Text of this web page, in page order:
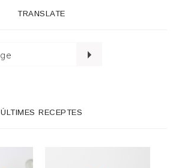
TRANSLATE
ÚLTIMES RECEPTES